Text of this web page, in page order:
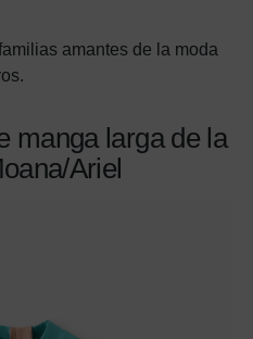
amantes de la moda
manga larga de la
Ariel